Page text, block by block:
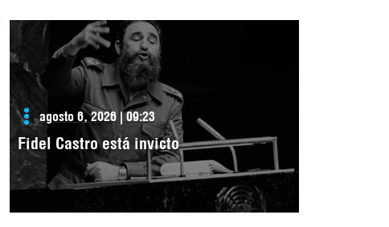
agosto 6, 2026 | 09:23
Fidel Castro está invicto